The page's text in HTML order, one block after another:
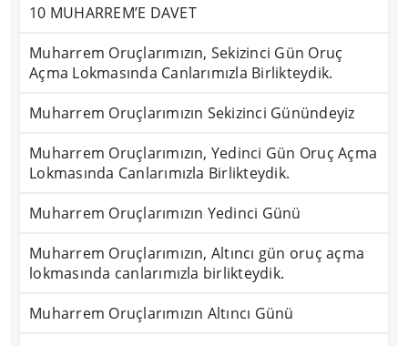
10 MUHARREM’E DAVET
Muharrem Oruçlarımızın, Sekizinci Gün Oruç
Açma Lokmasında Canlarımızla Birlikteydik.
Muharrem Oruçlarımızın Sekizinci Günündeyiz
Muharrem Oruçlarımızın, Yedinci Gün Oruç Açma
Lokmasında Canlarımızla Birlikteydik.
Muharrem Oruçlarımızın Yedinci Günü
Muharrem Oruçlarımızın, Altıncı gün oruç açma
lokmasında canlarımızla birlikteydik.
Muharrem Oruçlarımızın Altıncı Günü